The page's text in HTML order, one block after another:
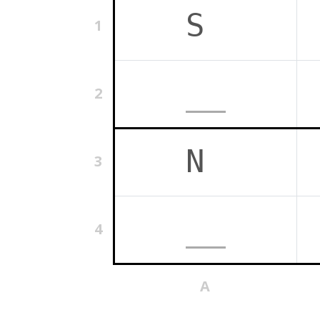
1
2
3
4
A